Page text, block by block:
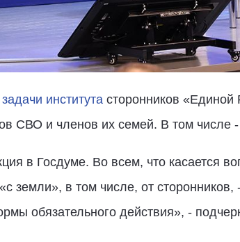
институтасторонников «Единой
СВО и членов их семей. В том числе
в Госдуме. Во всем, что касается
земли», в том числе, от сторонников,
обязательного действия», -